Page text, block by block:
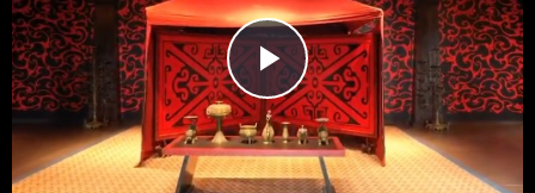
Play
Video